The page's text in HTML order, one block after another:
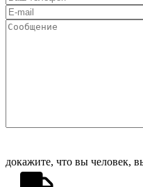
докажите, что вы человек,